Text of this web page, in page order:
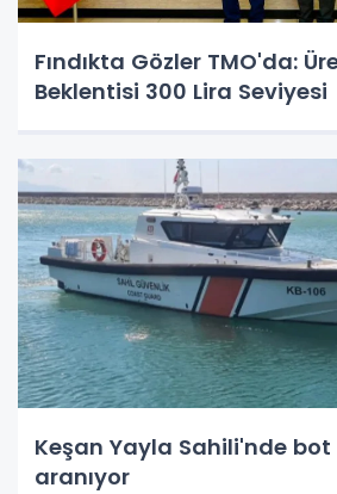
Fındıkta Gözler TMO'da:
Beklentisi 300 Lira Seviyesi
Keşan Yayla Sahili'nde bot
aranıyor